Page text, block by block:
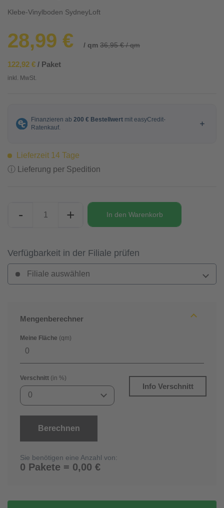
Klebe-Vinylboden SydneyLoft
28,99 € / qm 36,95 € / qm
122,92 € / Paket
inkl. MwSt.
Lieferzeit 14 Tage
ⓘ Lieferung per Spedition
- + In den Warenkorb
Verfügbarkeit in der Filiale prüfen
Filiale auswählen
Mengenberechner
Meine Fläche (qm)
Verschnitt (in %)
0
Info Verschnitt
Berechnen
Sie benötigen eine Anzahl von:
0 Pakete = 0,00 €